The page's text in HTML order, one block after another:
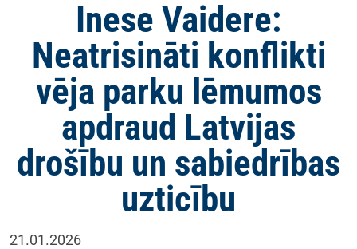
Inese Vaidere:
Neatrisināti konflikti
vēja parku lēmumos
apdraud Latvijas
drošību un sabiedrības
uzticību
21.01.2026